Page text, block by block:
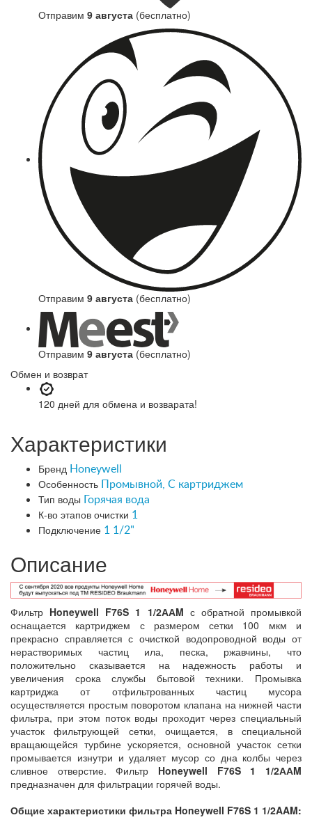
Отправим 9 августа (бесплатно)
Отправим 9 августа (бесплатно)
Отправим 9 августа (бесплатно)
Обмен и возврат
120 дней для обмена и возварата!
Характеристики
Бренд Honeywell
Особенность Промывной, С картриджем
Тип воды Горячая вода
К-во этапов очистки 1
Подключение 1 1/2"
Описание
Фильтр Honeywell F76S 1 1/2ААM с обратной промывкой
оснащается картриджем с размером сетки 100 мкм и
прекрасно справляется с очисткой водопроводной воды от
нерастворимых частиц ила, песка, ржавчины, что
положительно сказывается на надежность работы и
увеличения срока службы бытовой техники. Промывка
картриджа от отфильтрованных частиц мусора
осуществляется простым поворотом клапана на нижней части
фильтра, при этом поток воды проходит через специальный
участок фильтрующей сетки, очищается, в специальной
вращающейся турбине ускоряется, основной участок сетки
промывается изнутри и удаляет мусор со дна колбы через
сливное отверстие. Фильтр Honeywell F76S 1 1/2ААM
предназначен для фильтрации горячей воды.
Общие характеристики фильтра Honeywell F76S 1 1/2AAM: